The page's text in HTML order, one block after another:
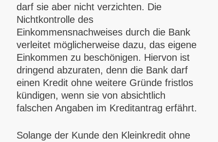
darf sie aber nicht verzichten. Die
Nichtkontrolle des
Einkommensnachweises durch die Bank
verleitet möglicherweise dazu, das eigene
Einkommen zu beschönigen. Hiervon ist
dringend abzuraten, denn die Bank darf
einen Kredit ohne weitere Gründe fristlos
kündigen, wenn sie von absichtlich
falschen Angaben im Kreditantrag erfährt.
Solange der Kunde den Kleinkredit ohne